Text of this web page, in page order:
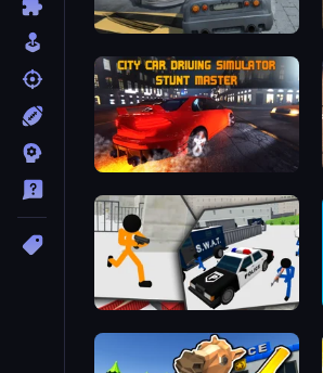
RCC City Racing
Stickman Prison: Counter Assault